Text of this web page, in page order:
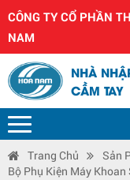
CÔNG TY CỔ PHẦN
NAM
NHÀ
CẦM TAY
Trang Chủ Sản
Bộ Phụ Kiện Máy Khoan